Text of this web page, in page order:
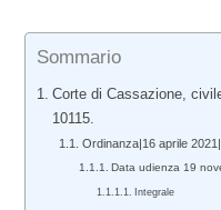
Sommario
Corte di Cassazione,
10115.
Ordinanza|16 aprile
Data udienza 19
Integrale